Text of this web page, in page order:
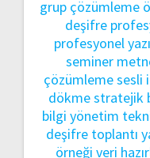
grup çözümleme
deşifre
profesyonel
seminer
çözümlemesesli
dökmestratejik
bilgi yönetim
deşifre toplantı
örneği veri